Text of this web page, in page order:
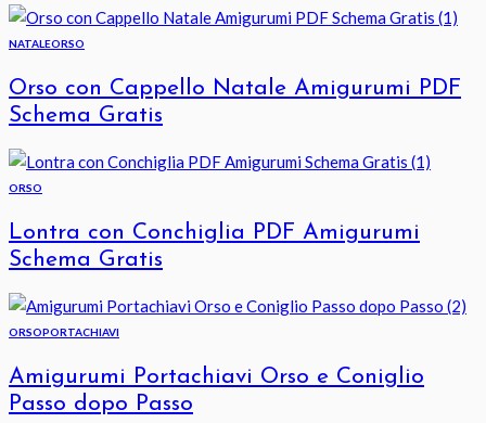
NATALEORSO
Orso con Cappello Natale Amigurumi PDF
Schema Gratis
ORSO
Lontra con Conchiglia PDF Amigurumi
Schema Gratis
ORSOPORTACHIAVI
Amigurumi Portachiavi Orso e Coniglio
Passo dopo Passo